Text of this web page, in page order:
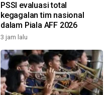
PSSI evaluasi total
kegagalan tim nasional
dalam Piala AFF 2026
3 jam lalu